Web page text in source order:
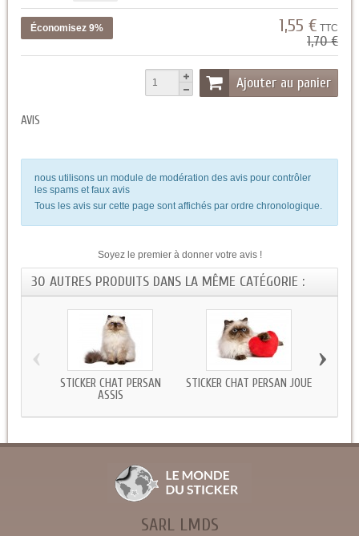
Économisez 9% 1,55 € TTC
1,70 €
Ajouter au panier
AVIS
nous utilisons un module de modération des avis pour contrôler
les spams et faux avis
Tous les avis sur cette page sont affichés par ordre chronologique.
Soyez le premier à donner votre avis !
30 AUTRES PRODUITS DANS LA MÊME CATÉGORIE :
STICKER CHAT PERSAN
ASSIS
STICKER CHAT PERSAN JOUE
‹ ›
SARL LMDS